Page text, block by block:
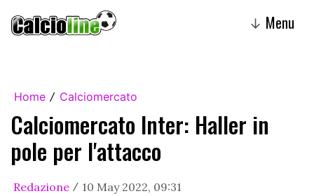
↓ Menu
Home / Calciomercato
Calciomercato Inter: Haller in
pole per l'attacco
Redazione / 10 May 2022, 09:31